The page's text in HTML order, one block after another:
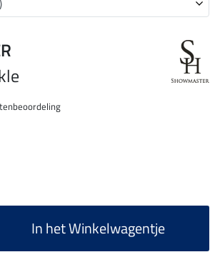
In het Winkelwagentje